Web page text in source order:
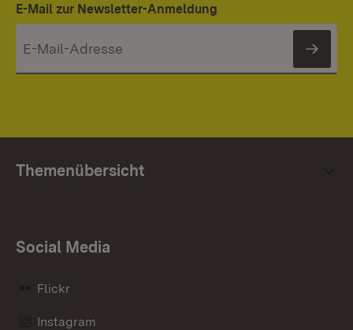
E-Mail zur Newsletter-Anmeldung
Themenübersicht
Social Media
Flickr
Instagram